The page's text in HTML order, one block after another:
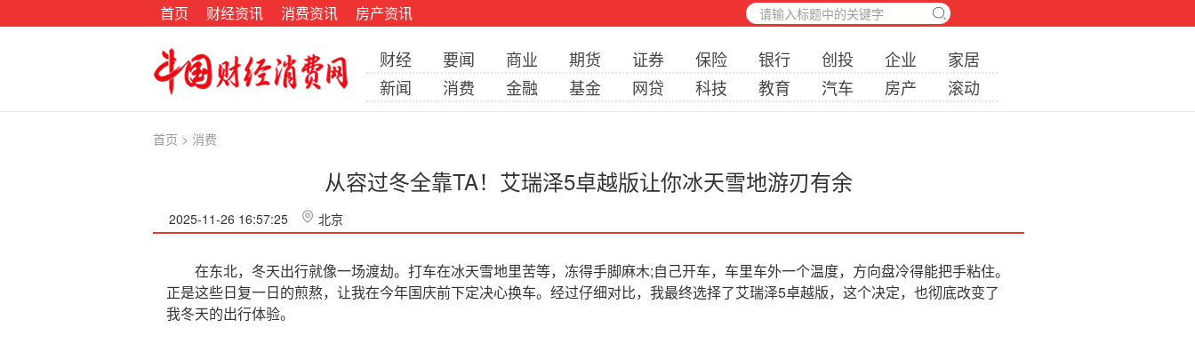
首页 财经资讯 消费资讯 房产资讯
财经 要闻 商业 期货 证券 保险 银行 创投 企业
家居
新闻
消费 金融 基金 网贷 科技 教育 汽车 房产 滚动
首页 > 消费
从容过冬全靠TA！艾瑞泽5卓越版让你冰天雪地游刃有余
2025-11-26 16:57:25 北京
在东北，冬天出行就像一场渡劫。打车在冰天雪地里苦等，冻得手脚麻木;自己开车，车里车外一个温度，方向盘冷得能把手粘住。
正是这些日复一日的煎熬，让我在今年国庆前下定决心换车。经过仔细对比，我最终选择了艾瑞泽5卓越版，这个决定，也彻底改变了
我冬天的出行体验。